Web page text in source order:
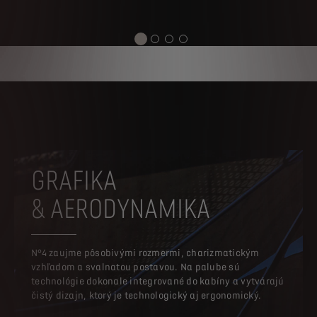
GRAFIKA
& AERODYNAMIKA
N°4 zaujme pôsobivými rozmermi, charizmatickým
vzhľadom a svalnatou postavou. Na palube sú
technológie dokonale integrované do kabíny a vytvárajú
čistý dizajn, ktorý je technologický aj ergonomický.